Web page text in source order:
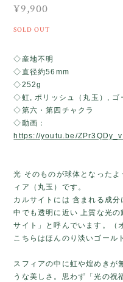
¥9,900
SOLD OUT
◇産地不明
◇直径約56mm
◇252g
◇虹, ポリッシュ（丸玉）, ゴ
◇第六・第四チャクラ
◇動画：
https://youtu.be/
光 そのものが球体となった
ィア（丸玉）です。
カルサイトには 含まれる成
中でも透明に近い 上質な光
サイト」と呼んでいます。（
こちらはほんのり淡いゴール
スフィアの中に虹や煌めきが
うな美しさ。思わず「光の